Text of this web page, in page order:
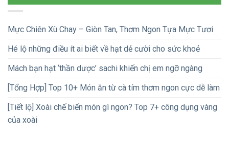
Mực Chiên Xù Chay – Giòn Tan, Thơm Ngon Tựa Mực Tươi
Hé lộ những điều ít ai biết về hạt dẻ cười cho sức khoẻ
Mách bạn hạt ‘thần dược’ sachi khiến chị em ngỡ ngàng
[Tổng Hợp] Top 10+ Món ăn từ cà tím thơm ngon cực dễ làm
[Tiết lộ] Xoài chế biến món gì ngon? Top 7+ công dụng vàng
của xoài